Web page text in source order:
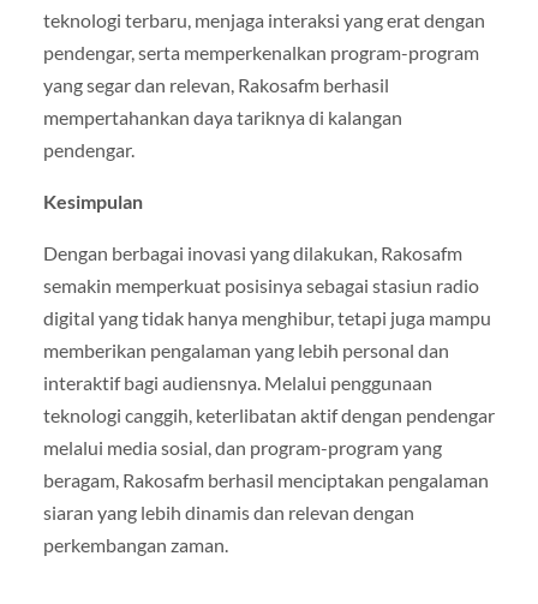
teknologi terbaru, menjaga interaksi yang erat dengan
pendengar, serta memperkenalkan program-program
yang segar dan relevan, Rakosafm berhasil
mempertahankan daya tariknya di kalangan
pendengar.
Kesimpulan
Dengan berbagai inovasi yang dilakukan, Rakosafm
semakin memperkuat posisinya sebagai stasiun radio
digital yang tidak hanya menghibur, tetapi juga mampu
memberikan pengalaman yang lebih personal dan
interaktif bagi audiensnya. Melalui penggunaan
teknologi canggih, keterlibatan aktif dengan pendengar
melalui media sosial, dan program-program yang
beragam, Rakosafm berhasil menciptakan pengalaman
siaran yang lebih dinamis dan relevan dengan
perkembangan zaman.